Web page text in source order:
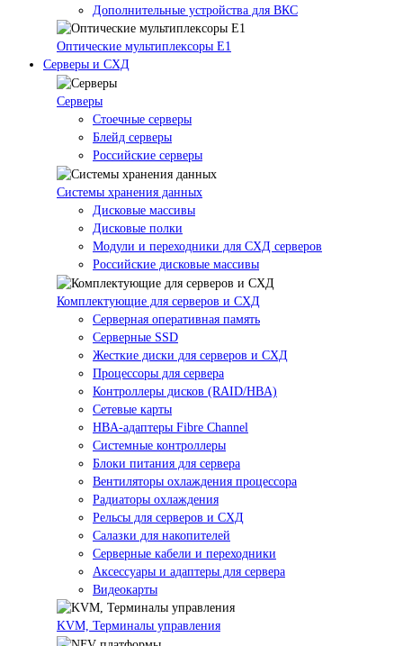
Дополнительные устройства для ВКС
Оптические мультиплексоры Е1
Серверы и СХД
Серверы
Стоечные серверы
Блейд серверы
Российские серверы
Системы хранения данных
Дисковые массивы
Дисковые полки
Модули и переходники для СХД серверов
Российские дисковые массивы
Комплектующие для серверов и СХД
Серверная оперативная память
Серверные SSD
Жесткие диски для серверов и СХД
Процессоры для сервера
Контроллеры дисков (RAID/HBA)
Сетевые карты
HBA-адаптеры Fibre Channel
Системные контроллеры
Блоки питания для сервера
Вентиляторы охлаждения процессора
Радиаторы охлаждения
Рельсы для серверов и СХД
Салазки для накопителей
Серверные кабели и переходники
Аксессуары и адаптеры для сервера
Видеокарты
KVM, Терминалы управления